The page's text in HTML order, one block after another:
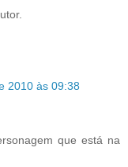
2010 às 09:38
que está na